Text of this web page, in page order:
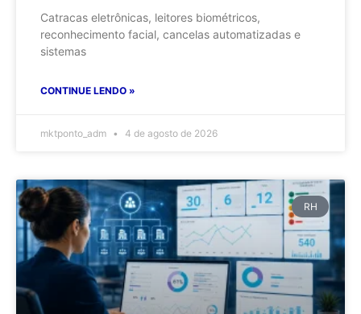
Catracas eletrônicas, leitores biométricos,
reconhecimento facial, cancelas automatizadas e
sistemas
CONTINUE LENDO »
mktponto_adm 4 de agosto de 2026
RH